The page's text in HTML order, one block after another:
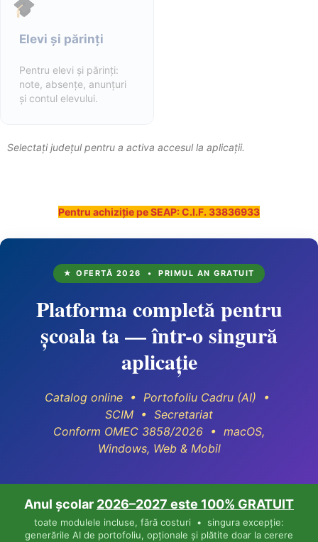
Elevi și părinți
Pentru elevi și părinți:
note, absențe, anunțuri
și contul elevului.
Selectați județul pentru a activa accesul la aplicații.
Pentru achiziție pe SEAP: C.I.F. 33836933
★ OFERTĂ 2026 • PRIMUL AN GRATUIT
Platforma completă pentru
școala ta — într-o singură
aplicație
Catalog online • Portofoliu Cadru (AI) •
SCIM • Secretariat
Conform OMEC 3858/2026 • macOS,
Windows, Web & Mobil
Anul școlar 2026–2027 este 100% GRATUIT
toate modulele incluse, fără costuri • singura excepție:
generările AI de portofoliu, opționale și plătite doar la cerere